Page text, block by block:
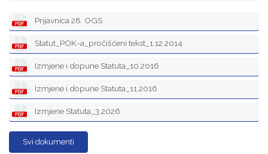
Prijavnica 28. OGS
Statut_POK-a_pročišćeni tekst_1.12.2014
Izmjene i dopune Statuta_10.2016
Izmjene i dopune Statuta_11.2016
Izmjene Statuta_3.2026
Svi dokumenti